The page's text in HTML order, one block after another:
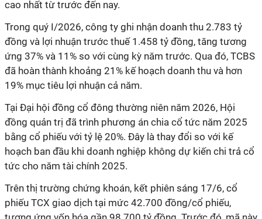
cao nhất từ trước đến nay.
Trong quý I/2026, công ty ghi nhận doanh thu 2.783 tỷ
đồng và lợi nhuận trước thuế 1.458 tỷ đồng, tăng tương
ứng 37% và 11% so với cùng kỳ năm trước. Qua đó, TCBS
đã hoàn thành khoảng 21% kế hoạch doanh thu và hơn
19% mục tiêu lợi nhuận cả năm.
Tại Đại hội đồng cổ đông thường niên năm 2026, Hội
đồng quản trị đã trình phương án chia cổ tức năm 2025
bằng cổ phiếu với tỷ lệ 20%. Đây là thay đổi so với kế
hoạch ban đầu khi doanh nghiệp không dự kiến chi trả cổ
tức cho năm tài chính 2025.
Trên thị trường chứng khoán, kết phiên sáng 17/6, cổ
phiếu TCX giao dịch tại mức 42.700 đồng/cổ phiếu,